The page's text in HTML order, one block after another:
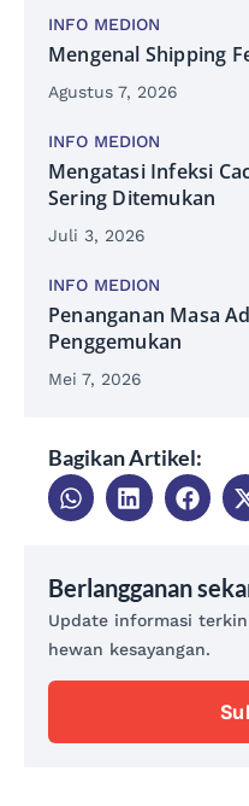
INFO MEDION
Mengenal Shipping
Agustus 7, 2026
INFO MEDION
Mengatasi Infeksi
Sering Ditemukan
Juli 3, 2026
INFO MEDION
Penanganan Masa
Penggemukan
Mei 7, 2026
Bagikan Artikel:
Berlangganan
Update informasi
hewan kesayangan.